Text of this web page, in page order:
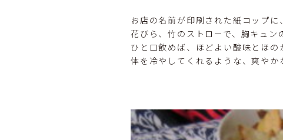
お店の名前が印刷された紙コップ
花びら、竹のストローで、胸キュン
ひと口飲めば、ほどよい酸味とほ
体を冷やしてくれるような、爽やか